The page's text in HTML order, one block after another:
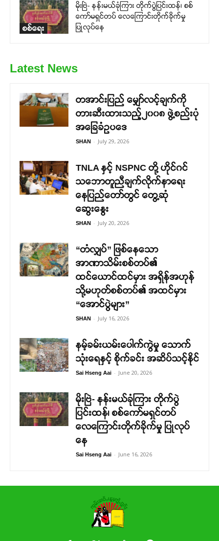
စစ်ရေး
မိုးဗြဲ- နန်းမယ်ခုံကြား တိုက်ပွဲပြင်းထန်၊ စစ်
ကော်မရှင်တပ် လေကြောင်းတိုက်ခိုက်မှု
ပြုလုပ်နေ
Latest News
တအာင်းပြည် မျှော်လင့်ချက်ကို
တားဆီးထားသည့်၂၀၀၈ ဖွဲ့စည်းပုံ
အခြေခံဥပဒေ
SHAN - July 29, 2026
TNLA နှင့် NSPNC တို့ ဟိုင်ဂင်
သဘောတူညီချက်လိုက်နာရေး
နေပြည်တော်တွင် တွေ့ဆုံ
ဆွေးနွေး
SHAN - July 20, 2026
“တံလျှပ်” ဖြစ်နေသော
အာဏာသိမ်းစစ်တပ်၏
ထင်ယောင်ထင်မှား အရှိန်အဟုန်
သို့မဟုတ်စစ်တပ်၏ အထင်မှား
“အောင်ပွဲများ”
SHAN - July 16, 2026
နမ့်ခမ်းယမ်းပေါက်ကွဲမှု သောက်
သုံးရေနှင့် စိုက်ခင်း အဆိပ်သင့်နိုင်
Sai Hseng Aai - June 20, 2026
မိုးဗြဲ- နန်းမယ်ခုံကြား တိုက်ပွဲ
ပြင်းထန်၊ စစ်ကော်မရှင်တပ်
လေကြောင်းတိုက်ခိုက်မှု ပြုလုပ်
နေ
Sai Hseng Aai - June 16, 2026